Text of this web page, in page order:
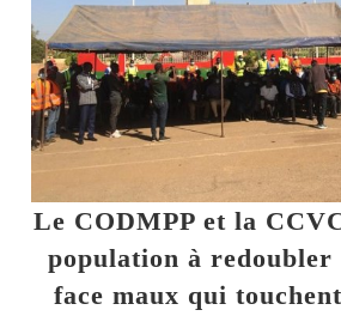
Le CODMPP et la
population à redoubler
face maux qui